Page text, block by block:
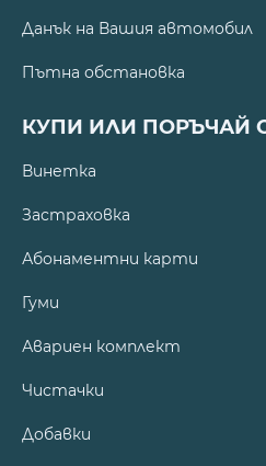
Данък на Вашия автомобил
Пътна обстановка
КУПИ ИЛИ ПОРЪЧАЙ
Винетка
Застраховка
Абонаментни карти
Гуми
Авариен комплект
Чистачки
Добавки